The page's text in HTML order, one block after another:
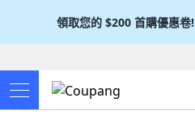
領取您的 $200 首購優惠卷!